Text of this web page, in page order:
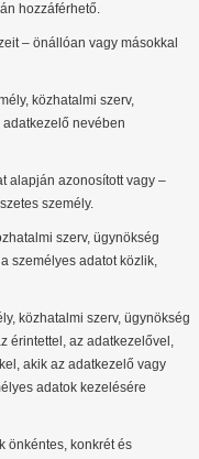
hozzáférhető.
– önállóan vagy másokkal
közhatalmi szerv,
nevében
alapján azonosított vagy –
személy.
szerv, ügynökség
személyes adatot közlik,
közhatalmi szerv, ügynökség
érintettel, az adatkezelővel,
akik az adatkezelő vagy
adatok kezelésére
önkéntes, konkrét és